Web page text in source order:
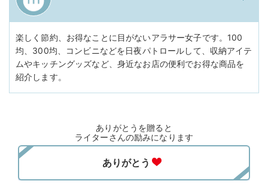
楽しく節約、お得なことに目がないアラサー女子です。100
均、300均、コンビニなどを日夜パトロールして、収納アイテ
ムやキッチングッズなど、身近なお店の便利でお得な商品を
紹介します。
ありがとうを贈ると
ライターさんの励みになります